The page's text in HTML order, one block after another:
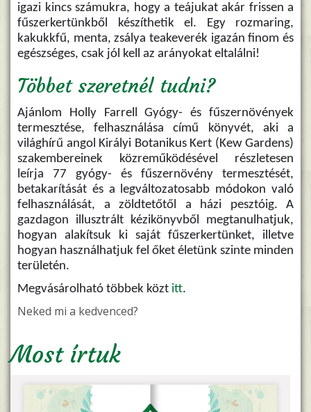
igazi kincs számukra, hogy a teájukat akár frissen a
fűszerkertünkből készíthetik el. Egy rozmaring,
kakukkfű, menta, zsálya teakeverék igazán finom és
egészséges, csak jól kell az arányokat eltalálni!
Többet szeretnél tudni?
Ajánlom Holly Farrell Gyógy- és fűszernövények
termesztése, felhasználása című könyvét, aki a
világhírű angol Királyi Botanikus Kert (Kew Gardens)
szakembereinek közreműködésével részletesen
leírja 77 gyógy- és fűszernövény termesztését,
betakarítását és a legváltozatosabb módokon való
felhasználását, a zöldtetőtől a házi pesztóig. A
gazdagon illusztrált kézikönyvből megtanulhatjuk,
hogyan alakítsuk ki saját fűszerkertünket, illetve
hogyan használhatjuk fel őket életünk szinte minden
területén.
Megvásárolható többek közt itt.
Neked mi a kedvenced?
Most írtuk